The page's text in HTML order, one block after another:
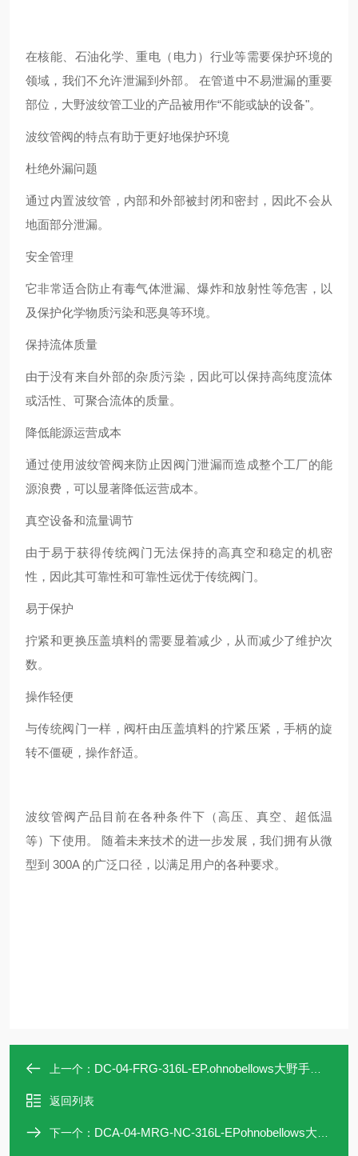
在核能、石油化学、重电（电力）行业等需要保护环境的
领域，我们不允许泄漏到外部。 在管道中不易泄漏的重要
部位，大野波纹管工业的产品被用作“不能或缺的设备"。
波纹管阀的特点有助于更好地保护环境
杜绝外漏问题
通过内置波纹管，内部和外部被封闭和密封，因此不会从
地面部分泄漏。
安全管理
它非常适合防止有毒气体泄漏、爆炸和放射性等危害，以
及保护化学物质污染和恶臭等环境。
保持流体质量
由于没有来自外部的杂质污染，因此可以保持高纯度流体
或活性、可聚合流体的质量。
降低能源运营成本
通过使用波纹管阀来防止因阀门泄漏而造成整个工厂的能
源浪费，可以显著降低运营成本。
真空设备和流量调节
由于易于获得传统阀门无法保持的高真空和稳定的机密
性，因此其可靠性和可靠性远优于传统阀门。
易于保护
拧紧和更换压盖填料的需要显着减少，从而减少了维护次
数。
操作轻便
与传统阀门一样，阀杆由压盖填料的拧紧压紧，手柄的旋
转不僵硬，操作舒适。
波纹管阀产品目前在各种条件下（高压、真空、超低温
等）下使用。 随着未来技术的进一步发展，我们拥有从微
型到 300A 的广泛口径，以满足用户的各种要求。
上一个： DC-04-FRG-316L-EP.ohnobellows大野手动阀DC-04-FRG-316L-EP
返回列表
下一个： DCA-04-MRG-NC-316L-EPohnobellows大野手动阀DCA-04-MRG-NC